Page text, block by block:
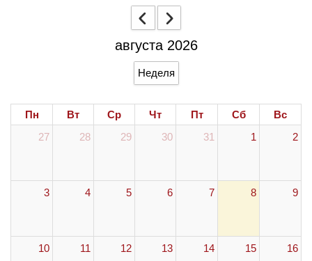
августа 2026
Неделя
Пн Вт Ср Чт Пт Сб
Вс
27
28 29 30 31 1 2
3 4 5 6 7 8 9
10 11 12 13 14 15 16